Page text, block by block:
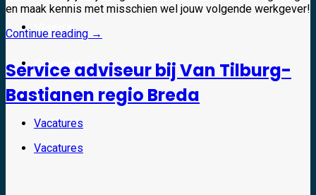
Video’s
Over ons
Contact
Vacatures
Vacatures
en maak kennis met misschien wel jouw volgende werkgever!
Continue reading →
Service adviseur bij Van Tilburg-
Bastianen regio Breda